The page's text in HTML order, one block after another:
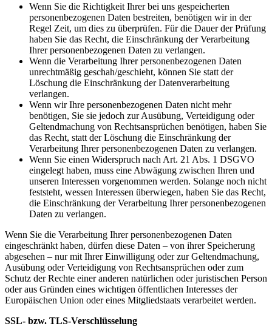
Wenn Sie die Richtigkeit Ihrer bei uns gespeicherten
personenbezogenen Daten bestreiten, benötigen wir in der
Regel Zeit, um dies zu überprüfen. Für die Dauer der Prüfung
haben Sie das Recht, die Einschränkung der Verarbeitung
Ihrer personenbezogenen Daten zu verlangen.
Wenn die Verarbeitung Ihrer personenbezogenen Daten
unrechtmäßig geschah/geschieht, können Sie statt der
Löschung die Einschränkung der Datenverarbeitung
verlangen.
Wenn wir Ihre personenbezogenen Daten nicht mehr
benötigen, Sie sie jedoch zur Ausübung, Verteidigung oder
Geltendmachung von Rechtsansprüchen benötigen, haben Sie
das Recht, statt der Löschung die Einschränkung der
Verarbeitung Ihrer personenbezogenen Daten zu verlangen.
Wenn Sie einen Widerspruch nach Art. 21 Abs. 1 DSGVO
eingelegt haben, muss eine Abwägung zwischen Ihren und
unseren Interessen vorgenommen werden. Solange noch nicht
feststeht, wessen Interessen überwiegen, haben Sie das Recht,
die Einschränkung der Verarbeitung Ihrer personenbezogenen
Daten zu verlangen.
Wenn Sie die Verarbeitung Ihrer personenbezogenen Daten
eingeschränkt haben, dürfen diese Daten – von ihrer Speicherung
abgesehen – nur mit Ihrer Einwilligung oder zur Geltendmachung,
Ausübung oder Verteidigung von Rechtsansprüchen oder zum
Schutz der Rechte einer anderen natürlichen oder juristischen Person
oder aus Gründen eines wichtigen öffentlichen Interesses der
Europäischen Union oder eines Mitgliedstaats verarbeitet werden.
SSL- bzw. TLS-Verschlüsselung